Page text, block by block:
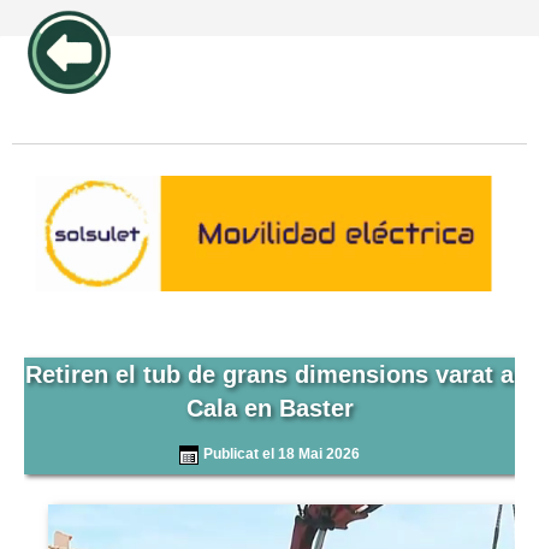
Retiren el tub de grans dimensions varat a
Cala en Baster
Publicat el 18 Mai 2026